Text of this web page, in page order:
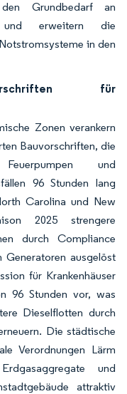
den Grundbedarf an
und erweitern die
in den
für
Zonen verankern
Bauvorschriften, die
und
96 Stunden lang
Carolina und New
2025 strengere
durch Compliance
ausgelöst
für Krankenhäuser
96 Stunden vor, was
Dieselflotten durch
Die städtische
Verordnungen Lärm
und
attraktiv